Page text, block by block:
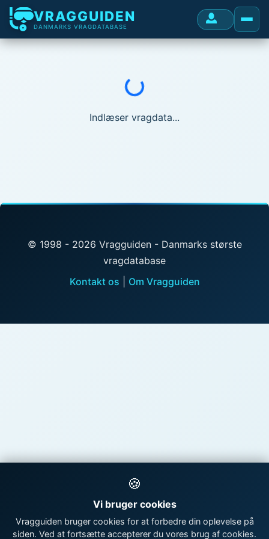
VRAGGUIDEN
DANMARKS VRAGDATABASE
Indlæser...
Indlæser vragdata...
© 1998 - 2026 Vragguiden - Danmarks største
vragdatabase
Kontakt os
Om Vragguiden
🍪
Vi bruger cookies
Vragguiden bruger cookies for at forbedre din oplevelse på
siden. Ved at fortsætte accepterer du vores brug af cookies.